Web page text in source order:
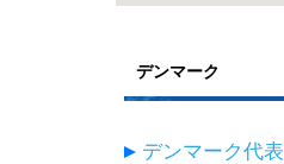
デンマーク
デンマーク代表